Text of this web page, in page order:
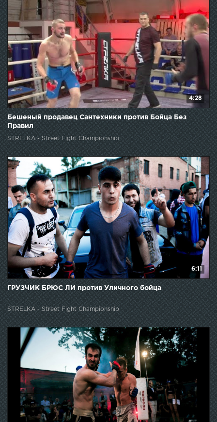
4:28
Бешеный продавец Сантехники против Бойца Без
Правил
STRELKA - Street Fight Championship
6:11
ГРУЗЧИК БРЮС ЛИ против Уличного бойца
STRELKA - Street Fight Championship